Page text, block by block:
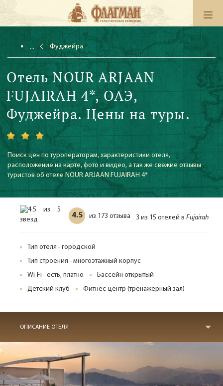
Фуджейра
Отель NOUR ARJAAN
FUJAIRAH 4*, ОАЭ,
Фуджейра. Цены на туры.
Поиск цен по туроператорам, характеристики отеля,
расположение на карте, фото и видео, а так же свежие отзывы
туристов об отеле NOUR ARJAAN FUJAIRAH 4*
4.5 из 173 отзыва 3 из 15 отелей в Fujairah
Тип отеля - городской
Тип строения - многоэтажный корпус
Wi-Fi - есть, платно
Бассейн открытый
Детский клуб
Фитнес-центр (тренажерный зал)
ОПИСАНИЕ ОТЕЛЯ